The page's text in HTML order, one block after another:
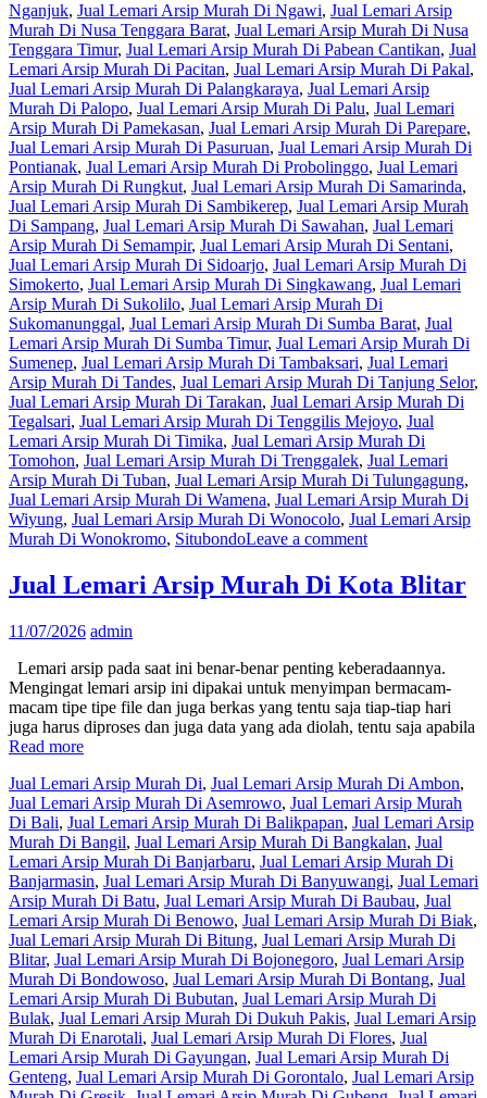
Nganjuk, Jual Lemari Arsip Murah Di Ngawi, Jual Lemari Arsip
Murah Di Nusa Tenggara Barat, Jual Lemari Arsip Murah Di Nusa
Tenggara Timur, Jual Lemari Arsip Murah Di Pabean Cantikan, Jual
Lemari Arsip Murah Di Pacitan, Jual Lemari Arsip Murah Di Pakal,
Jual Lemari Arsip Murah Di Palangkaraya, Jual Lemari Arsip
Murah Di Palopo, Jual Lemari Arsip Murah Di Palu, Jual Lemari
Arsip Murah Di Pamekasan, Jual Lemari Arsip Murah Di Parepare,
Jual Lemari Arsip Murah Di Pasuruan, Jual Lemari Arsip Murah Di
Pontianak, Jual Lemari Arsip Murah Di Probolinggo, Jual Lemari
Arsip Murah Di Rungkut, Jual Lemari Arsip Murah Di Samarinda,
Jual Lemari Arsip Murah Di Sambikerep, Jual Lemari Arsip Murah
Di Sampang, Jual Lemari Arsip Murah Di Sawahan, Jual Lemari
Arsip Murah Di Semampir, Jual Lemari Arsip Murah Di Sentani,
Jual Lemari Arsip Murah Di Sidoarjo, Jual Lemari Arsip Murah Di
Simokerto, Jual Lemari Arsip Murah Di Singkawang, Jual Lemari
Arsip Murah Di Sukolilo, Jual Lemari Arsip Murah Di
Sukomanunggal, Jual Lemari Arsip Murah Di Sumba Barat, Jual
Lemari Arsip Murah Di Sumba Timur, Jual Lemari Arsip Murah Di
Sumenep, Jual Lemari Arsip Murah Di Tambaksari, Jual Lemari
Arsip Murah Di Tandes, Jual Lemari Arsip Murah Di Tanjung Selor,
Jual Lemari Arsip Murah Di Tarakan, Jual Lemari Arsip Murah Di
Tegalsari, Jual Lemari Arsip Murah Di Tenggilis Mejoyo, Jual
Lemari Arsip Murah Di Timika, Jual Lemari Arsip Murah Di
Tomohon, Jual Lemari Arsip Murah Di Trenggalek, Jual Lemari
Arsip Murah Di Tuban, Jual Lemari Arsip Murah Di Tulungagung,
Jual Lemari Arsip Murah Di Wamena, Jual Lemari Arsip Murah Di
Wiyung, Jual Lemari Arsip Murah Di Wonocolo, Jual Lemari Arsip
Murah Di Wonokromo, SitubondoLeave a comment
Jual Lemari Arsip Murah Di Kota Blitar
11/07/2026 admin
Lemari arsip pada saat ini benar-benar penting keberadaannya.
Mengingat lemari arsip ini dipakai untuk menyimpan bermacam-
macam tipe tipe file dan juga berkas yang tentu saja tiap-tiap hari
juga harus diproses dan juga data yang ada diolah, tentu saja apabila
Read more
Jual Lemari Arsip Murah Di, Jual Lemari Arsip Murah Di Ambon,
Jual Lemari Arsip Murah Di Asemrowo, Jual Lemari Arsip Murah
Di Bali, Jual Lemari Arsip Murah Di Balikpapan, Jual Lemari Arsip
Murah Di Bangil, Jual Lemari Arsip Murah Di Bangkalan, Jual
Lemari Arsip Murah Di Banjarbaru, Jual Lemari Arsip Murah Di
Banjarmasin, Jual Lemari Arsip Murah Di Banyuwangi, Jual Lemari
Arsip Murah Di Batu, Jual Lemari Arsip Murah Di Baubau, Jual
Lemari Arsip Murah Di Benowo, Jual Lemari Arsip Murah Di Biak,
Jual Lemari Arsip Murah Di Bitung, Jual Lemari Arsip Murah Di
Blitar, Jual Lemari Arsip Murah Di Bojonegoro, Jual Lemari Arsip
Murah Di Bondowoso, Jual Lemari Arsip Murah Di Bontang, Jual
Lemari Arsip Murah Di Bubutan, Jual Lemari Arsip Murah Di
Bulak, Jual Lemari Arsip Murah Di Dukuh Pakis, Jual Lemari Arsip
Murah Di Enarotali, Jual Lemari Arsip Murah Di Flores, Jual
Lemari Arsip Murah Di Gayungan, Jual Lemari Arsip Murah Di
Genteng, Jual Lemari Arsip Murah Di Gorontalo, Jual Lemari Arsip